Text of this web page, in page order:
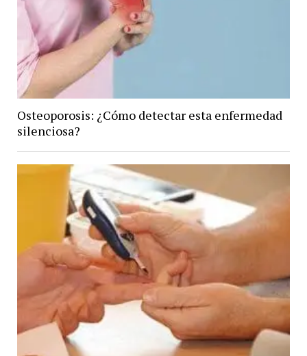
Osteoporosis: ¿Cómo detectar esta enfermedad
silenciosa?